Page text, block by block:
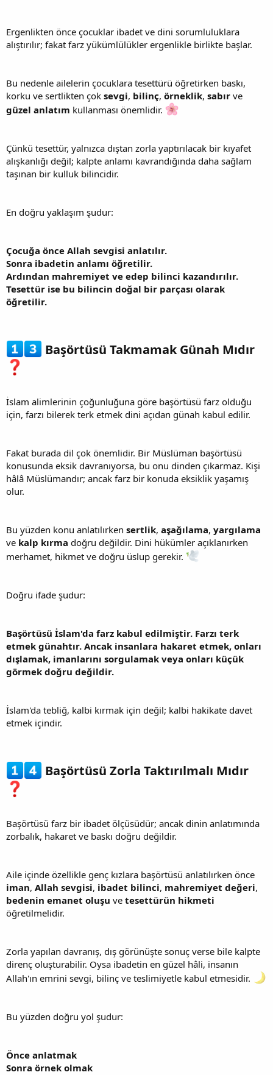
Ergenlikten önce çocuklar ibadet ve dini sorumluluklara
alıştırılır; fakat farz yükümlülükler ergenlikle birlikte başlar.
Bu nedenle ailelerin çocuklara tesettürü öğretirken baskı,
korku ve sertlikten çok sevgi, bilinç, örneklik, sabır ve
güzel anlatım kullanması önemlidir.
Çünkü tesettür, yalnızca dıştan zorla yaptırılacak bir kıyafet
alışkanlığı değil; kalpte anlamı kavrandığında daha sağlam
taşınan bir kulluk bilincidir.
En doğru yaklaşım şudur:
Çocuğa önce Allah sevgisi anlatılır.
Sonra ibadetin anlamı öğretilir.
Ardından mahremiyet ve edep bilinci kazandırılır.
Tesettür ise bu bilincin doğal bir parçası olarak
öğretilir.
Başörtüsü Takmamak Günah Mıdır
İslam alimlerinin çoğunluğuna göre başörtüsü farz olduğu
için, farzı bilerek terk etmek dini açıdan günah kabul edilir.
Fakat burada dil çok önemlidir. Bir Müslüman başörtüsü
konusunda eksik davranıyorsa, bu onu dinden çıkarmaz. Kişi
hâlâ Müslümandır; ancak farz bir konuda eksiklik yaşamış
olur.
Bu yüzden konu anlatılırken sertlik, aşağılama, yargılama
ve kalp kırma doğru değildir. Dini hükümler açıklanırken
merhamet, hikmet ve doğru üslup gerekir.
Doğru ifade şudur:
Başörtüsü İslam'da farz kabul edilmiştir. Farzı terk
etmek günahtır. Ancak insanlara hakaret etmek, onları
dışlamak, imanlarını sorgulamak veya onları küçük
görmek doğru değildir.
İslam'da tebliğ, kalbi kırmak için değil; kalbi hakikate davet
etmek içindir.
Başörtüsü Zorla Taktırılmalı Mıdır
Başörtüsü farz bir ibadet ölçüsüdür; ancak dinin anlatımında
zorbalık, hakaret ve baskı doğru değildir.
Aile içinde özellikle genç kızlara başörtüsü anlatılırken önce
iman, Allah sevgisi, ibadet bilinci, mahremiyet değeri,
bedenin emanet oluşu ve tesettürün hikmeti
öğretilmelidir.
Zorla yapılan davranış, dış görünüşte sonuç verse bile kalpte
direnç oluşturabilir. Oysa ibadetin en güzel hâli, insanın
Allah'ın emrini sevgi, bilinç ve teslimiyetle kabul etmesidir.
Bu yüzden doğru yol şudur:
Önce anlatmak
Sonra örnek olmak